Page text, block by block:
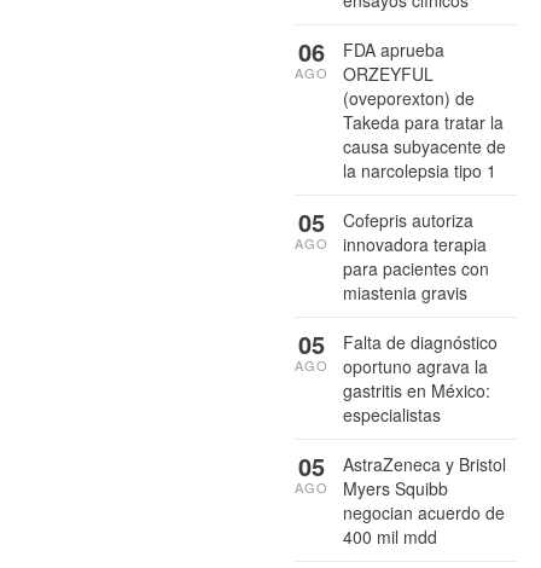
FDA aprueba
ORZEYFUL
(oveporexton) de
Takeda para tratar la
causa subyacente de
la narcolepsia tipo 1
06
AGO
Cofepris autoriza
innovadora terapia
para pacientes con
miastenia gravis
05
AGO
Falta de diagnóstico
oportuno agrava la
gastritis en México:
especialistas
05
AGO
AstraZeneca y Bristol
Myers Squibb
negocian acuerdo de
400 mil mdd
05
AGO